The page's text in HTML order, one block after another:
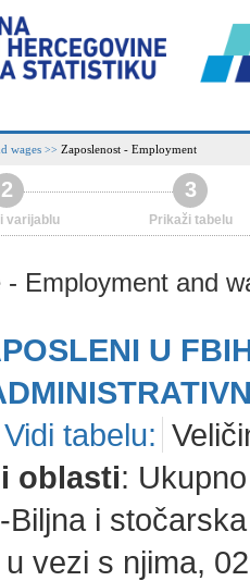
wages >> Zaposlenost - Employment
2
varijablu
3
Prikaži tabelu
Employment and
U
Vidi tabelu:
oblasti:
Biljna i
vezi s njima,